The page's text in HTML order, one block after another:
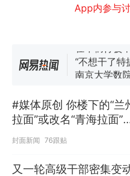
App内参与
协会回应
男子上山采
窝，原地守
（新京报）
“不想干了特
南京大学数
任院长一职
源；曾用手
回大海 目击
来源：参考
热 西班牙飞
哥士兵搬起
争议，此前
#媒体原创 你楼下的“兰
拉面”或改名“青海拉面”
经营约40年，实际上是青
已集体更换招牌
封面新闻 76跟贴
又一轮高级干部密集变